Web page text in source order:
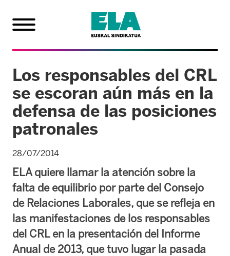
Los responsables del CRL
se escoran aún más en la
defensa de las posiciones
patronales
28/07/2014
ELA quiere llamar la atención sobre la
falta de equilibrio por parte del Consejo
de Relaciones Laborales, que se refleja en
las manifestaciones de los responsables
del CRL en la presentación del Informe
Anual de 2013, que tuvo lugar la pasada